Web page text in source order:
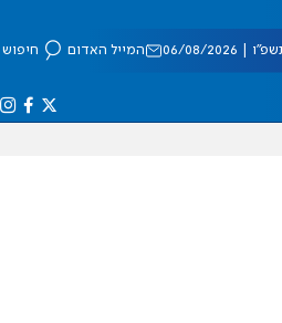
08/2026 המייל האדום חיפוש